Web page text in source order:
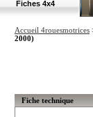
Fiches 4x4
Accueil 4rouesmotrices
2000)
Fiche technique